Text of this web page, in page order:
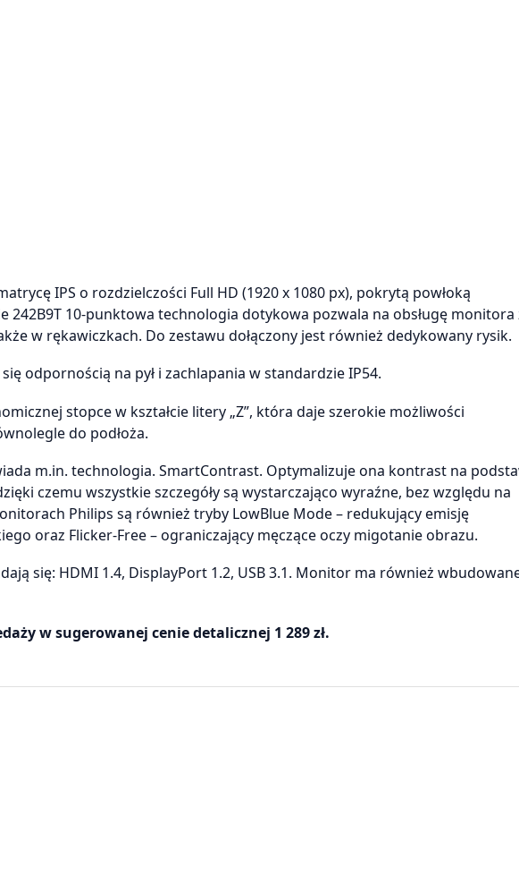
IPS o rozdzielczości Full HD (1920 x 1080 px), pokrytą powłoką
242B9T 10-punktowa technologia dotykowa pozwala na obsługę monitora
w rękawiczkach. Do zestawu dołączony jest również dedykowany rysik.
odpornością na pył i zachlapania w standardzie IP54.
stopce w kształcie litery „Z”, która daje szerokie możliwości
do podłoża.
m.in. technologia. SmartContrast. Optymalizuje ona kontrast na
czemu wszystkie szczegóły są wystarczająco wyraźne, bez względu na
Philips są również tryby LowBlue Mode – redukujący emisję
oraz Flicker-Free – ograniczający męczące oczy migotanie obrazu.
się: HDMI 1.4, DisplayPort 1.2, USB 3.1. Monitor ma również
w sugerowanej cenie detalicznej 1 289 zł.